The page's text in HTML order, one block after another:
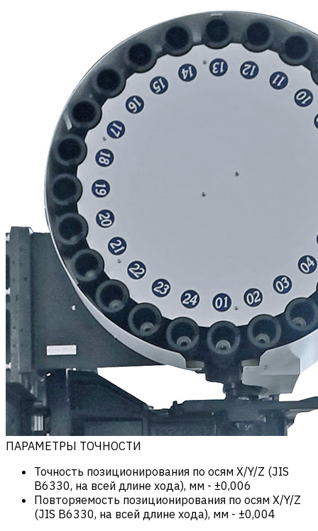
ПАРАМЕТРЫ ТОЧНОСТИ
Точность позиционирования по осям X/Y/Z (JIS
B6330, на всей длине хода), мм - ±0,006
Повторяемость позиционирования по осям X/Y/Z
(JIS B6330, на всей длине хода), мм - ±0,004